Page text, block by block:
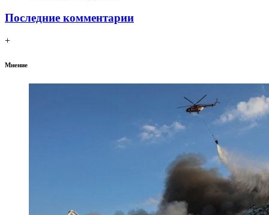
Последние комментарии
+
Мнение